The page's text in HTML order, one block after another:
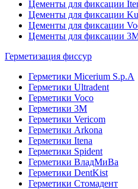
Цементы для фиксации
Цементы для фиксации
Цементы для фиксации
Цементы для фиксации
Герметизация фиссур
Герметики Micerium S.p.A
Герметики Ultradent
Герметики Voco
Герметики 3M
Герметики Vericom
Герметики Arkona
Герметики Itena
Герметики Spident
Герметики ВладМиВа
Герметики DentKist
Герметики Стомадент